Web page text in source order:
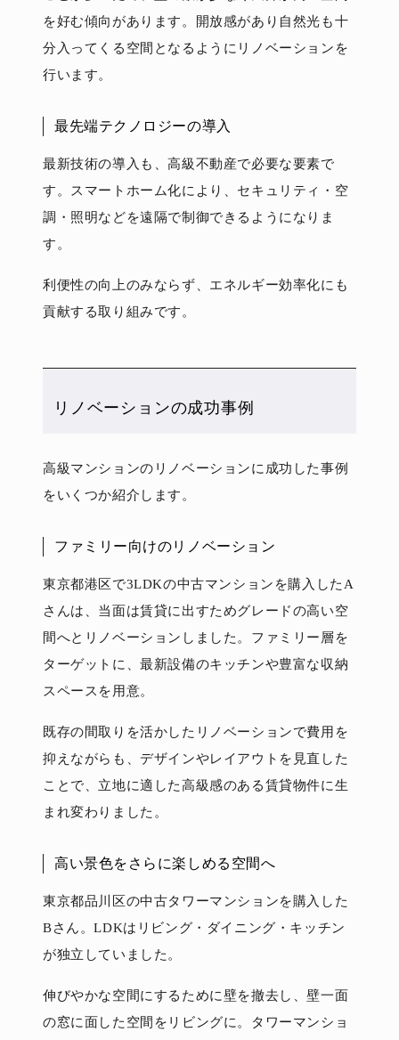
を好む傾向があります。開放感があり自然光も十
分入ってくる空間となるようにリノベーションを
行います。
最先端テクノロジーの導入
最新技術の導入も、高級不動産で必要な要素で
す。スマートホーム化により、セキュリティ・空
調・照明などを遠隔で制御できるようになりま
す。
利便性の向上のみならず、エネルギー効率化にも
貢献する取り組みです。
リノベーションの成功事例
高級マンションのリノベーションに成功した事例
をいくつか紹介します。
ファミリー向けのリノベーション
東京都港区で3LDKの中古マンションを購入したA
さんは、当面は賃貸に出すためグレードの高い空
間へとリノベーションしました。ファミリー層を
ターゲットに、最新設備のキッチンや豊富な収納
スペースを用意。
既存の間取りを活かしたリノベーションで費用を
抑えながらも、デザインやレイアウトを見直した
ことで、立地に適した高級感のある賃貸物件に生
まれ変わりました。
高い景色をさらに楽しめる空間へ
東京都品川区の中古タワーマンションを購入した
Bさん。LDKはリビング・ダイニング・キッチン
が独立していました。
伸びやかな空間にするために壁を撤去し、壁一面
の窓に面した空間をリビングに。タワーマンショ